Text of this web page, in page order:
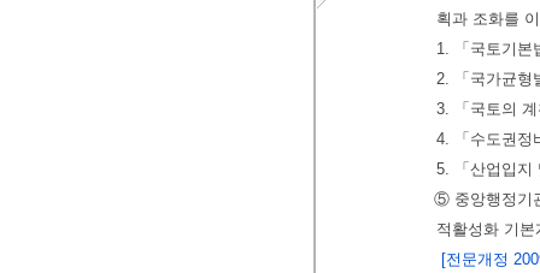
획과 조화를
1. 「국토기본
2. 「국가균형
3. 「국토의
4. 「수도권정
5. 「산업입지
⑤ 중앙행정기
적활성화 기
[전문개정